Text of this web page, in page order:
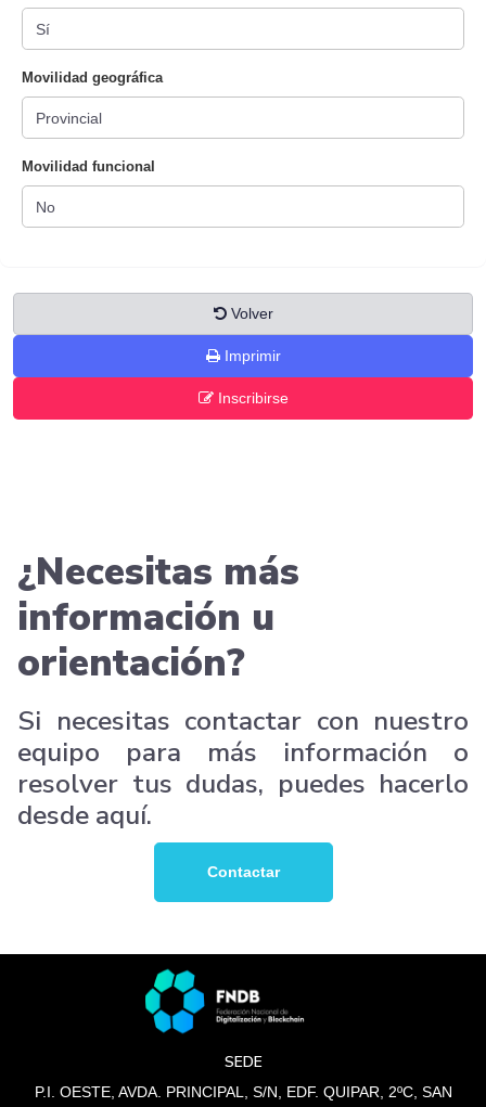
Movilidad geográfica
Movilidad funcional
Volver
Imprimir
Inscribirse
¿Necesitas más
información u
orientación?
Si necesitas contactar con nuestro
equipo para más información o
resolver tus dudas, puedes hacerlo
desde aquí.
Contactar
SEDE
P.I. OESTE, AVDA. PRINCIPAL, S/N, EDF. QUIPAR, 2ºC, SAN